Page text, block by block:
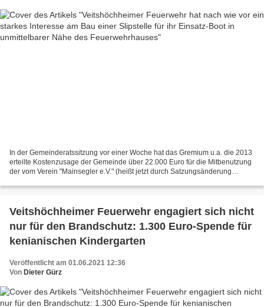
In der Gemeinderatssitzung vor einer Woche hat das Gremium u.a. die 2013
erteilte Kostenzusage der Gemeinde über 22.000 Euro für die Mitbenutzung
der vom Verein "Mainsegler e.V." (heißt jetzt durch Satzungsänderung
Veitshöchheimer Feuerwehr engagiert sich nicht
nur für den Brandschutz: 1.300 Euro-Spende für
kenianischen Kindergarten
Veröffentlicht am 01.06.2021 12:36
Von Dieter Gürz